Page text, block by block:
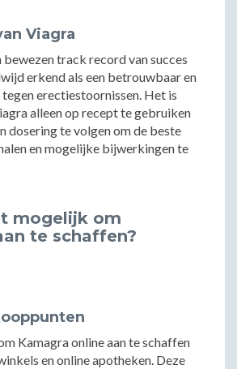
Viagra
track record van succes
erkend als een betrouwbaar en
erectiestoornissen. Het is
alleen op recept te gebruiken
dosering te volgen om de beste
en mogelijke bijwerkingen te
mogelijk om
te schaffen?
Kamagra online aan te schaffen
en online apotheken. Deze